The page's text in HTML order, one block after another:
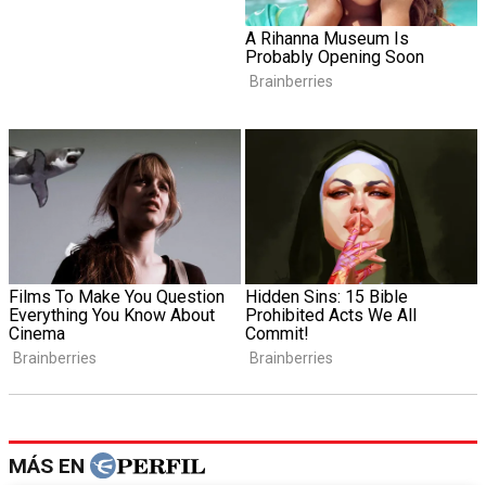
MÁS EN